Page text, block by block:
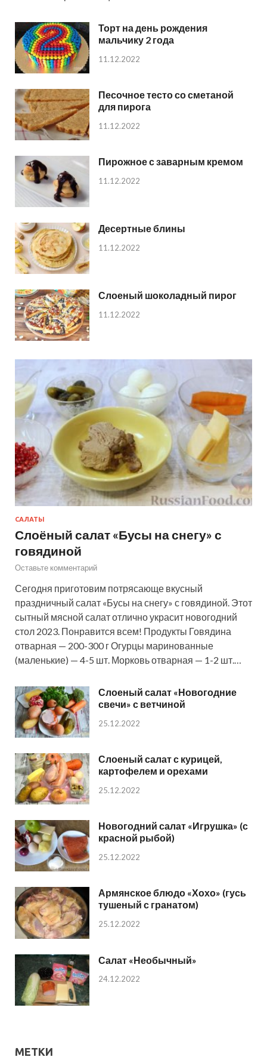
Торт на день рождения
мальчику 2 года
11.12.2022
Песочное тесто со сметаной
для пирога
11.12.2022
Пирожное с заварным кремом
11.12.2022
Десертные блины
11.12.2022
Слоеный шоколадный пирог
11.12.2022
САЛАТЫ
Слоёный салат «Бусы на снегу» с
говядиной
Оставьте комментарий
Сегодня приготовим потрясающе вкусный
праздничный салат «Бусы на снегу» с говядиной. Этот
сытный мясной салат отлично украсит новогодний
стол 2023. Понравится всем! Продукты Говядина
отварная — 200-300 г Огурцы маринованные
(маленькие) — 4-5 шт. Морковь отварная — 1-2 шт.…
Слоеный салат «Новогодние
свечи» с ветчиной
25.12.2022
Слоеный салат с курицей,
картофелем и орехами
25.12.2022
Новогодний салат «Игрушка» (с
красной рыбой)
25.12.2022
Армянское блюдо «Хохо» (гусь
тушеный с гранатом)
25.12.2022
Салат «Необычный»
24.12.2022
МЕТКИ